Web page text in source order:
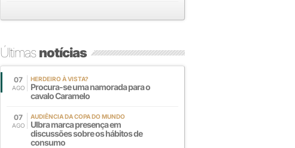
Últimasnotícias
07
AGO
HERDEIRO À VISTA?
Procura-se uma namorada para o
cavalo Caramelo
07
AGO
AUDIÊNCIA DA COPA DO MUNDO
Ulbra marca presença em
discussões sobre os hábitos de
consumo